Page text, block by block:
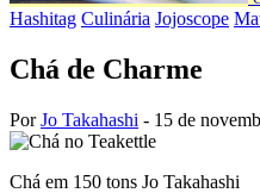
Hashitag Culinária Jojoscope
Chá de Charme
PorJo Takahashi - 15 de
Chá em 150 tons Jo Takahashi